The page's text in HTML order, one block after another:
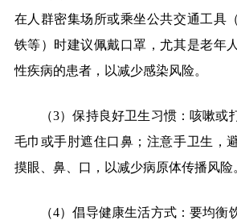
在人群密集场所或乘坐公共交通工具
铁等）时建议佩戴口罩，尤其是老年
性疾病的患者，以减少感染风险。
（3）保持良好卫生习惯：咳嗽或
毛巾或手肘遮住口鼻；注意手卫生，
摸眼、鼻、口，以减少病原体传播风险
（4）倡导健康生活方式：要均衡